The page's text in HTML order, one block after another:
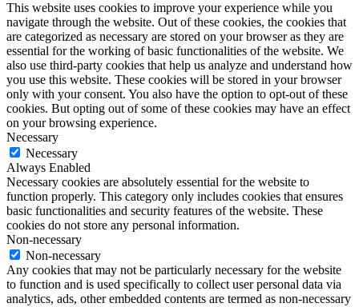
This website uses cookies to improve your experience while you
navigate through the website. Out of these cookies, the cookies that
are categorized as necessary are stored on your browser as they are
essential for the working of basic functionalities of the website. We
also use third-party cookies that help us analyze and understand how
you use this website. These cookies will be stored in your browser
only with your consent. You also have the option to opt-out of these
cookies. But opting out of some of these cookies may have an effect
on your browsing experience.
Necessary
Necessary
Always Enabled
Necessary cookies are absolutely essential for the website to
function properly. This category only includes cookies that ensures
basic functionalities and security features of the website. These
cookies do not store any personal information.
Non-necessary
Non-necessary
Any cookies that may not be particularly necessary for the website
to function and is used specifically to collect user personal data via
analytics, ads, other embedded contents are termed as non-necessary